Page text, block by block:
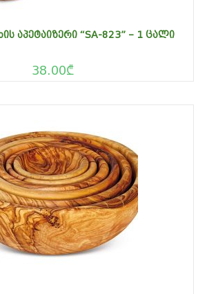
ᲐᲞᲔᲢᲐᲘᲖᲔᲠᲘ “SA-823” – 1 ᲪᲐᲚᲘ
38.00₾